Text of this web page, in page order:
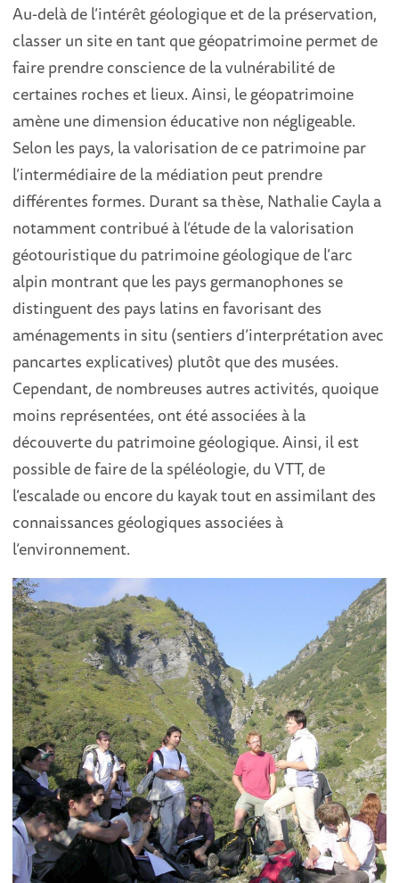
Au-delà de l’intérêt géologique et de la préservation,
classer un site en tant que géopatrimoine permet de
faire prendre conscience de la vulnérabilité de
certaines roches et lieux. Ainsi, le géopatrimoine
amène une dimension éducative non négligeable.
Selon les pays, la valorisation de ce patrimoine par
l’intermédiaire de la médiation peut prendre
différentes formes. Durant sa thèse, Nathalie Cayla a
notamment contribué à l’étude de la valorisation
géotouristique du patrimoine géologique de l’arc
alpin montrant que les pays germanophones se
distinguent des pays latins en favorisant des
aménagements in situ (sentiers d’interprétation avec
pancartes explicatives) plutôt que des musées.
Cependant, de nombreuses autres activités, quoique
moins représentées, ont été associées à la
découverte du patrimoine géologique. Ainsi, il est
possible de faire de la spéléologie, du VTT, de
l’escalade ou encore du kayak tout en assimilant des
connaissances géologiques associées à
l’environnement.